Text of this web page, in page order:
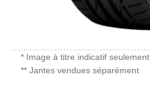
* Image à titre indicatif seulement
** Jantes vendues séparément